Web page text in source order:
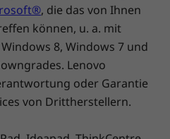
Windows 10 mit
ansprechender
wird das
Video einfacher und
Sie können einen
, die das von Ihnen
können, u. a. mit
8, Windows 7 und
Lenovo
oder Garantie
von Drittherstellern.